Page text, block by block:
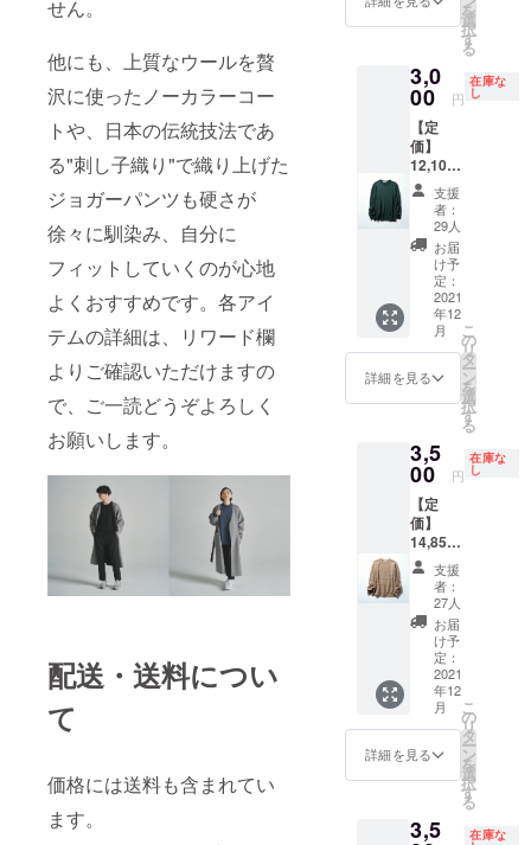
せん。
他にも、上質なウールを贅
沢に使ったノーカラーコー
トや、日本の伝統技法であ
る"刺し子織り"で織り上げた
ジョガーパンツも硬さが
徐々に馴染み、自分に
フィットしていくのが心地
よくおすすめです。各アイ
テムの詳細は、リワード欄
よりご確認いただけますの
で、ご一読どうぞよろしく
お願いします。
配送・送料につい
て
価格には送料も含まれてい
ます。
インサイト
を覗いてい
嬉しいで
120を使
元をや
や高
く、袖
を長め
に設計
するこ
とで、
イン
ナーと
しては
もちろ
ん、一
枚で着
ても自
信が持
品な仕
上がり
という
思いか
ら生ま
れたア
イテ
ム。本
物志向
の人の
ための
一枚を
目指
し、着
心地が
よく、
美しい
光沢を
放つ
120を使
元をや
や高
く、袖
を長め
に設計
するこ
とで、
イン
ナーと
しては
もちろ
ん、一
枚で着
ても自
信が持
品な仕
上がり
丈:64c
m ・素
繊維
（ビス
コー
ス）
40％、
ナイロ
ン
30％、
ポリエ
ステル
27％、
カシミ
ア3％
・生産
MADE
IN
M181c
m 「贅
沢な気
持ちに
包まれ
る」、
そんな
表現が
似合う
ハイ
ゲージ
ニッ
ト。目
の詰
まった
生地な
らでは
深みの
を
選
択
す
る
3,0
00 円
在庫な
し
【定
価】
12,100
（税
込） ・
サイズ
M~L：
丈:69c
m 肩
巾:42c
m 身
巾:50.5
cm 袖
丈:64c
m ・素
繊維
（ビス
コー
ス）
40％、
ナイロ
ン
30％、
ポリエ
ステル
27％、
カシミ
ア3％
・生産
MADE
IN
M181c
支援
者：
29人
お届
け予
定：
2021
年12
月
詳細を見る
こ
の
リ
タ
ー
ン
を
選
択
す
る
3,5
00 円
在庫な
し
【定
価】
14,850
円（税
込）
【アイ
テム説
明】 ・
サイズ
フリー
サイズ
丈:67c
m 身
巾:50c
m 裄
cm ・素
支援
者：
27人
お届
け予
定：
2021
年12
月
詳細を見る
こ
の
リ
タ
ー
ン
を
選
択
す
る
3,5 在庫な